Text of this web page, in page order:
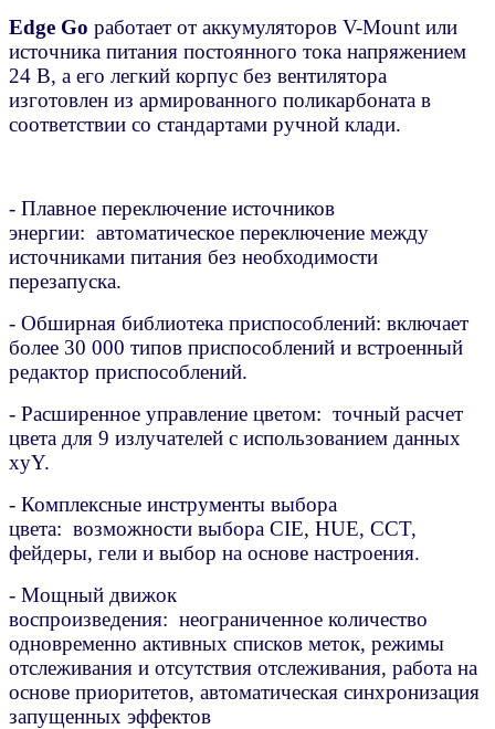
Edge Go работает от аккумуляторов V-Mount или
источника питания постоянного тока напряжением
24 В, а его легкий корпус без вентилятора
изготовлен из армированного поликарбоната в
соответствии со стандартами ручной клади.
- Плавное переключение источников
энергии: автоматическое переключение между
источниками питания без необходимости
перезапуска.
- Обширная библиотека приспособлений: включает
более 30 000 типов приспособлений и встроенный
редактор приспособлений.
- Расширенное управление цветом: точный расчет
цвета для 9 излучателей с использованием данных
xyY.
- Комплексные инструменты выбора
цвета: возможности выбора CIE, HUE, CCT,
фейдеры, гели и выбор на основе настроения.
- Мощный движок
воспроизведения: неограниченное количество
одновременно активных списков меток, режимы
отслеживания и отсутствия отслеживания, работа на
основе приоритетов, автоматическая синхронизация
запущенных эффектов